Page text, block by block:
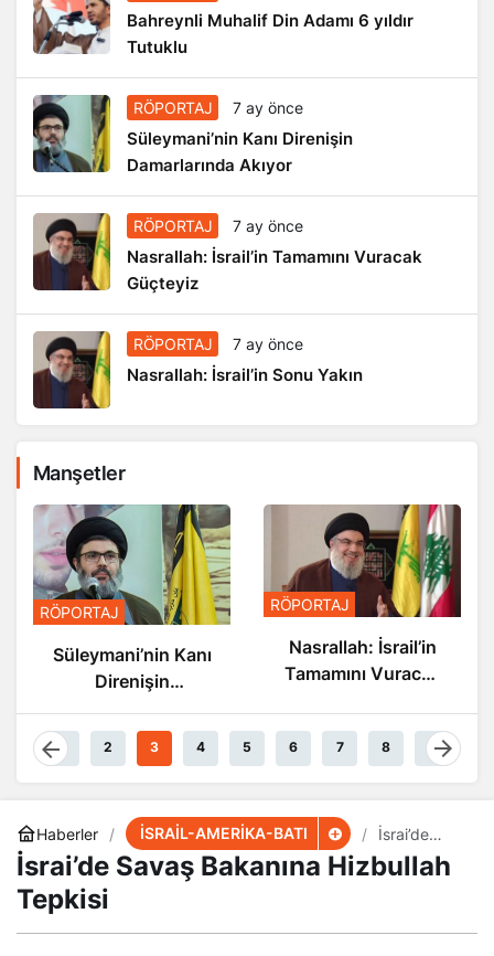
Bahreynli Muhalif Din Adamı 6 yıldır
Tutuklu
RÖPORTAJ 7 ay önce
Süleymani’nin Kanı Direnişin
Damarlarında Akıyor
RÖPORTAJ 7 ay önce
Nasrallah: İsrail’in Tamamını Vuracak
Güçteyiz
RÖPORTAJ 7 ay önce
Nasrallah: İsrail’in Sonu Yakın
Manşetler
RÖPORTAJ
Süleymani’nin Kanı
Direnişin
Damarlarında
Akıyor
RÖPORTAJ
Nasrallah: İsrail’in
Tamamını Vuracak
1 2 3 4 5 6 7 8 9
Haberler İSRAİL-AMERİKA-BATI
İsrai’de
Savaş
Bakanına
İsrai’de Savaş Bakanına Hizbullah
Tepkisi